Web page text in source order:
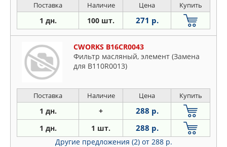
Поставка Наличие Цена Купить
1 дн. 100 шт. 271 р.
CWORKS B16CR0043
Фильтр масляный, элемент (Замена
для B110R0013)
Поставка Наличие Цена Купить
1 дн. + 288 р.
1 дн. 1 шт. 288 р.
Другие предложения (2) от 288 р.